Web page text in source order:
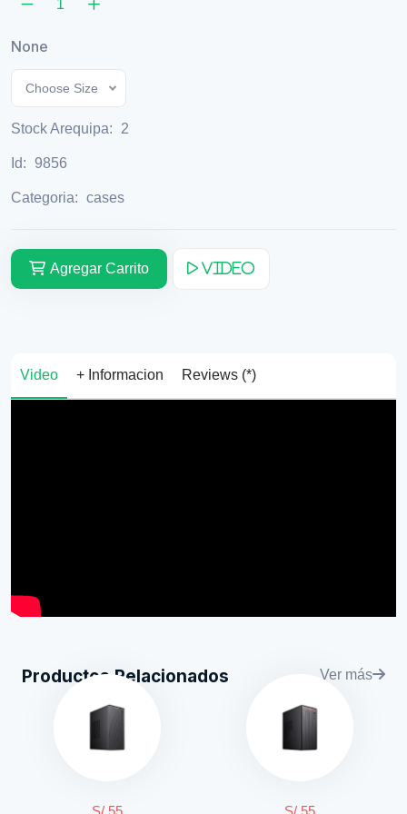
None
Choose Size
Stock Arequipa: 2
Id: 9856
Categoria: cases
Agregar Carrito Video
Video + Informacion Reviews (*)
Productos Relacionados Ver más
S/ 55 S/ 55